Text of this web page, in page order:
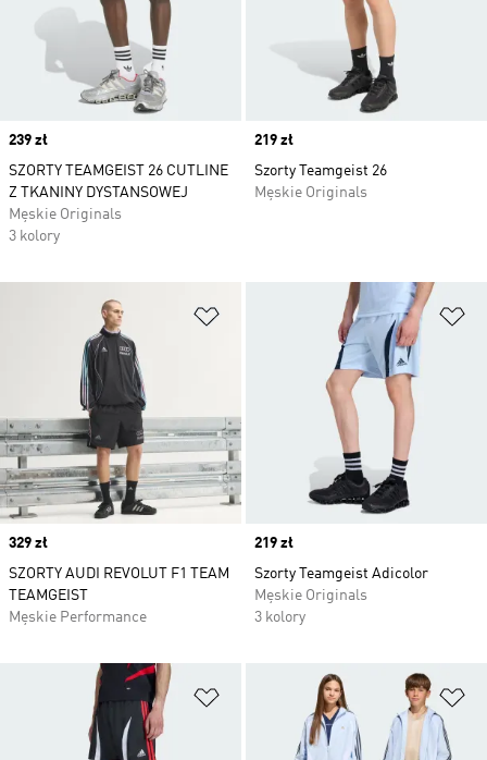
Price
239 zł
SZORTY TEAMGEIST 26 CUTLINE
Z TKANINY DYSTANSOWEJ
Męskie Originals
3 kolory
Price
219 zł
Szorty Teamgeist 26
Męskie Originals
Dodaj do listy życzeń
Price
329 zł
SZORTY AUDI REVOLUT F1 TEAM
TEAMGEIST
Męskie Performance
Price
219 zł
Szorty Teamgeist Adicolor
Męskie Originals
3 kolory
Dodaj do listy życzeń